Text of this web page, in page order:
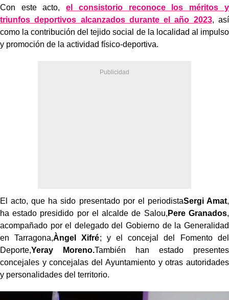
Con este acto,el consistorio reconoce los méritos y
triunfos deportivos alcanzados durante el año 2023, así
como la contribución del tejido social de la localidad al impulso
y promoción de la actividad físico-deportiva.
El acto, que ha sido presentado por el periodistaSergi Amat,
ha estado presidido por el alcalde de Salou, Pere Granados,
acompañado por el delegado del Gobierno de la Generalidad
en Tarragona,Àngel Xifré; y el concejal del Fomento del
Deporte,Yeray Moreno.También han estado presentes
concejales y concejalas del Ayuntamiento y otras autoridades
y personalidades del territorio.